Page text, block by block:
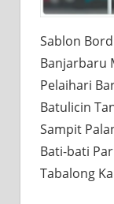
Sablon
Banjarbaru
Pelaihari
Batulicin
Sampit
Bati-bati
Tabalong